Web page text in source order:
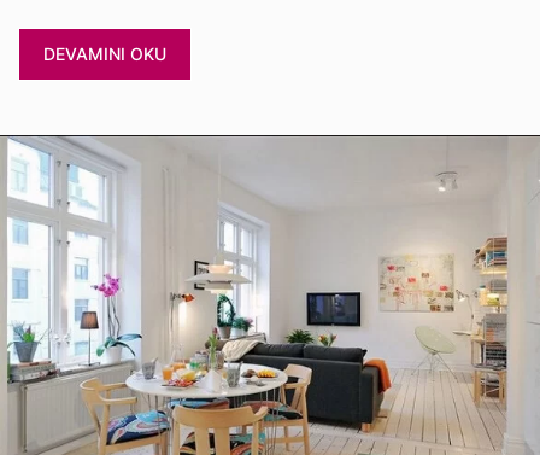
DEVAMINI OKU